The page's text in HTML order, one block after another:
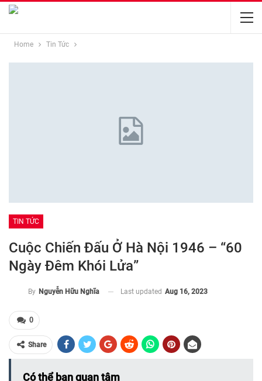
Home Tin Tức
TIN TỨC
Cuộc Chiến Đấu Ở Hà Nội 1946 – “60
Ngày Đêm Khói Lửa”
By Nguyễn Hữu Nghĩa Last updated Aug 16, 2023
0
Share
Có thể bạn quan tâm